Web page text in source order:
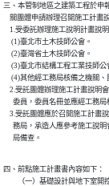
三、本管制地區之建築工程於申
關團體申請辦理召開施工計畫
1.受委託辦理施工說明計畫說
     (1)臺北市土木技師公會。
     (2)臺灣省土木技師公會。
(3)臺北市結構工程工業技師公
(4)其他經工務局核備之機關、
2.受託團體辦理施工計畫說
委員，委員名冊並應經工
3.受託團體應於召開施工計
務局，承造人應參考施工
      局備查。
四、前點施工計畫書內容如下：
（一）基礎設計與地下室開挖